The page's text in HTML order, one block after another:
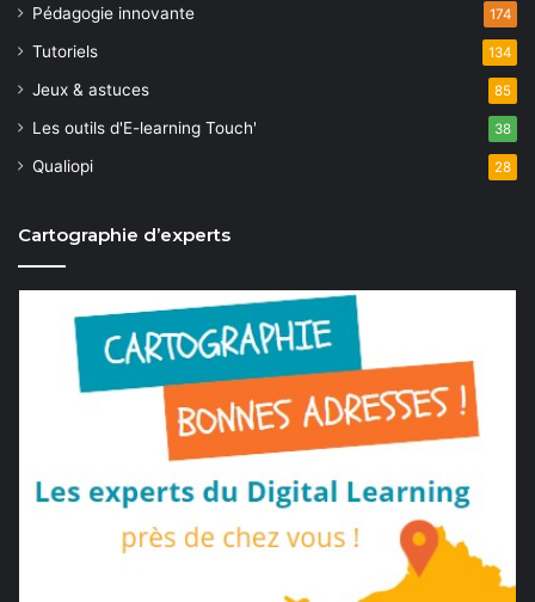
Pédagogie innovante 174
Tutoriels 134
Jeux & astuces 85
Les outils d'E-learning Touch' 38
Qualiopi 28
Cartographie d’experts